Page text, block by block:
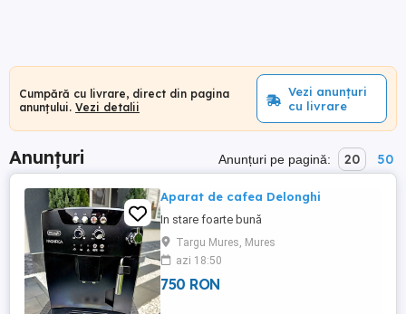
Cumpără cu livrare, direct din pagina
anunțului. Vezi detalii
Vezi anunțuri
cu livrare
Anunțuri Anunțuri pe pagină: 20 50
Aparat de cafea Delonghi
In stare foarte bună
Targu Mures, Mures
azi 18:50
750 RON